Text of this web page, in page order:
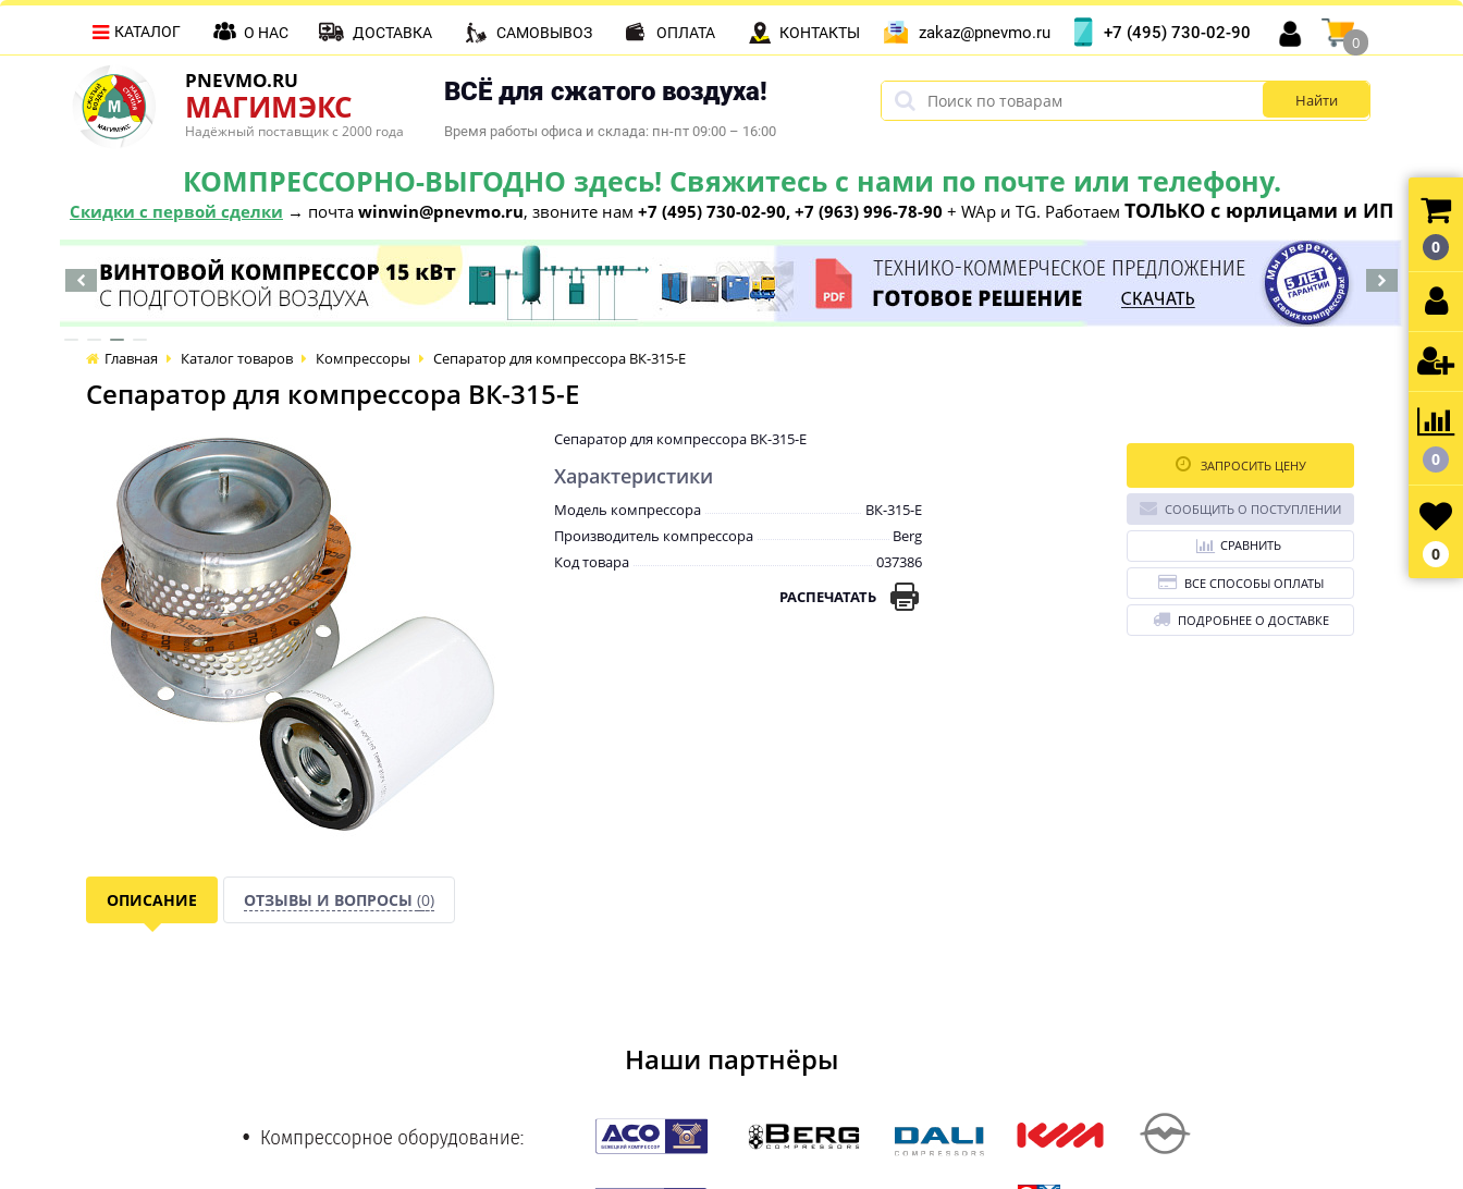
PNEVMO.RU
МАГИМЭКС
Надёжный поставщик с 2000 года
ВСЁ для сжатого воздуха!
Время работы офиса и склада: пн-пт 09:00 – 16:00
КОМПРЕССОРНО-ВЫГОДНО здесь! Свяжитесь с нами по почте или телефону.
Скидки с первой сделки → почта winwin@pnevmo.ru, звоните нам +7 (495) 730-02-90, +7 (963) 996-78-90 + WAp и TG. Работаем ТОЛЬКО с юрлицами и ИП
КАТАЛОГ О НАС ДОСТАВКА САМОВЫВОЗ ОПЛАТА КОНТАКТЫ zakaz@pnevmo.ru +7 (495) 730-02-90
0
Главная Каталог товаров Компрессоры Сепаратор для компрессора ВК-315-E
Сепаратор для компрессора ВК-315-E
Сепаратор для компрессора ВК-315-E
Характеристики
Модель компрессора
ВК-315-E
Производитель компрессора
Berg
Код товара
037386
РАСПЕЧАТАТЬ
ЗАПРОСИТЬ ЦЕНУ
СООБЩИТЬ О ПОСТУПЛЕНИИ
СРАВНИТЬ
ВСЕ СПОСОБЫ ОПЛАТЫ
ПОДРОБНЕЕ О ДОСТАВКЕ
ОПИСАНИЕ ОТЗЫВЫ И ВОПРОСЫ (0)
Наши партнёры
0
0
0